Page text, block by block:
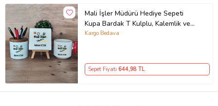
Mali İşler Müdürü Hediye Sepeti
Kupa Bardak T Kulplu, Kalemlik ve
Dekoratif Taş Mali İşler Müdürüne
Kargo Bedava
Sepet Fiyatı 644,98 TL